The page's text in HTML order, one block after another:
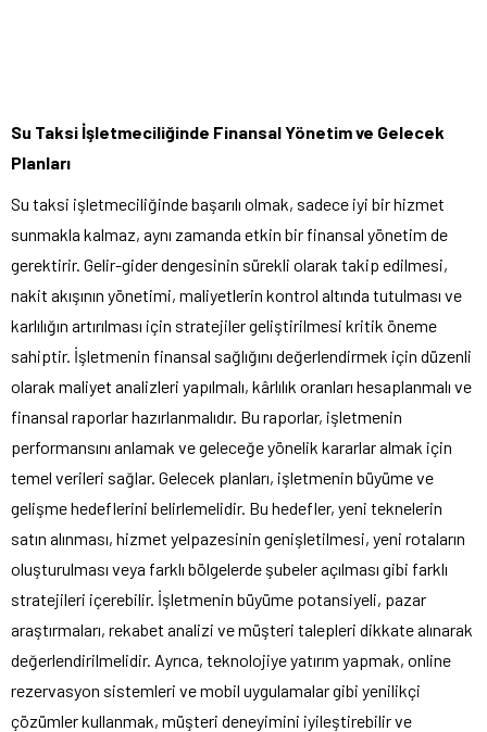
Su Taksi İşletmeciliğinde Finansal Yönetim ve Gelecek
Planları
Su taksi işletmeciliğinde başarılı olmak, sadece iyi bir hizmet
sunmakla kalmaz, aynı zamanda etkin bir finansal yönetim de
gerektirir. Gelir-gider dengesinin sürekli olarak takip edilmesi,
nakit akışının yönetimi, maliyetlerin kontrol altında tutulması ve
karlılığın artırılması için stratejiler geliştirilmesi kritik öneme
sahiptir. İşletmenin finansal sağlığını değerlendirmek için düzenli
olarak maliyet analizleri yapılmalı, kârlılık oranları hesaplanmalı ve
finansal raporlar hazırlanmalıdır. Bu raporlar, işletmenin
performansını anlamak ve geleceğe yönelik kararlar almak için
temel verileri sağlar. Gelecek planları, işletmenin büyüme ve
gelişme hedeflerini belirlemelidir. Bu hedefler, yeni teknelerin
satın alınması, hizmet yelpazesinin genişletilmesi, yeni rotaların
oluşturulması veya farklı bölgelerde şubeler açılması gibi farklı
stratejileri içerebilir. İşletmenin büyüme potansiyeli, pazar
araştırmaları, rekabet analizi ve müşteri talepleri dikkate alınarak
değerlendirilmelidir. Ayrıca, teknolojiye yatırım yapmak, online
rezervasyon sistemleri ve mobil uygulamalar gibi yenilikçi
çözümler kullanmak, müşteri deneyimini iyileştirebilir ve